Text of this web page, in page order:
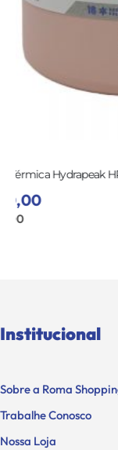
Marmita Térmica
US$ 20,00
G$ 119.200
Institucional
Sobre a Roma
Trabalhe Conosco
Nossa Loja